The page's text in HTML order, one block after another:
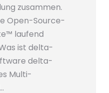
zusammen.
Open-Source-
laufend
ist delta-
delta-
Multi-